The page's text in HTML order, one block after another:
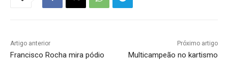
Artigo anterior
Francisco Rocha mira pódio
Próximo artigo
Multicampeão no kartismo